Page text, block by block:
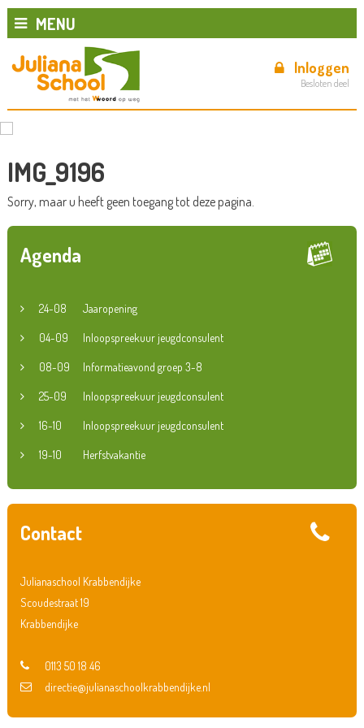
MENU
Inloggen
Besloten deel
IMG_9196
Sorry, maar u heeft geen toegang tot deze pagina.
Agenda
24-08 Jaaropening
04-09 Inloopspreekuur jeugdconsulent
08-09 Informatieavond groep 3-8
25-09 Inloopspreekuur jeugdconsulent
16-10 Inloopspreekuur jeugdconsulent
19-10 Herfstvakantie
Contact
Julianaschool Krabbendijke
Scoudestraat 19
Krabbendijke
0113 50 18 46
directie@julianaschoolkrabbendijke.nl